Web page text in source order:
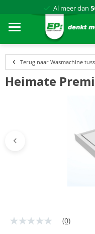
Al meer dan
Terug naar Wasmachine
Heimate
Geen (0)